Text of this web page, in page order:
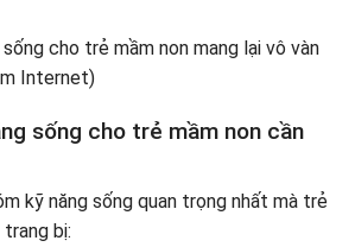
sống cho trẻ mầm non cần
kỹ năng sống quan trọng nhất mà trẻ
bị: